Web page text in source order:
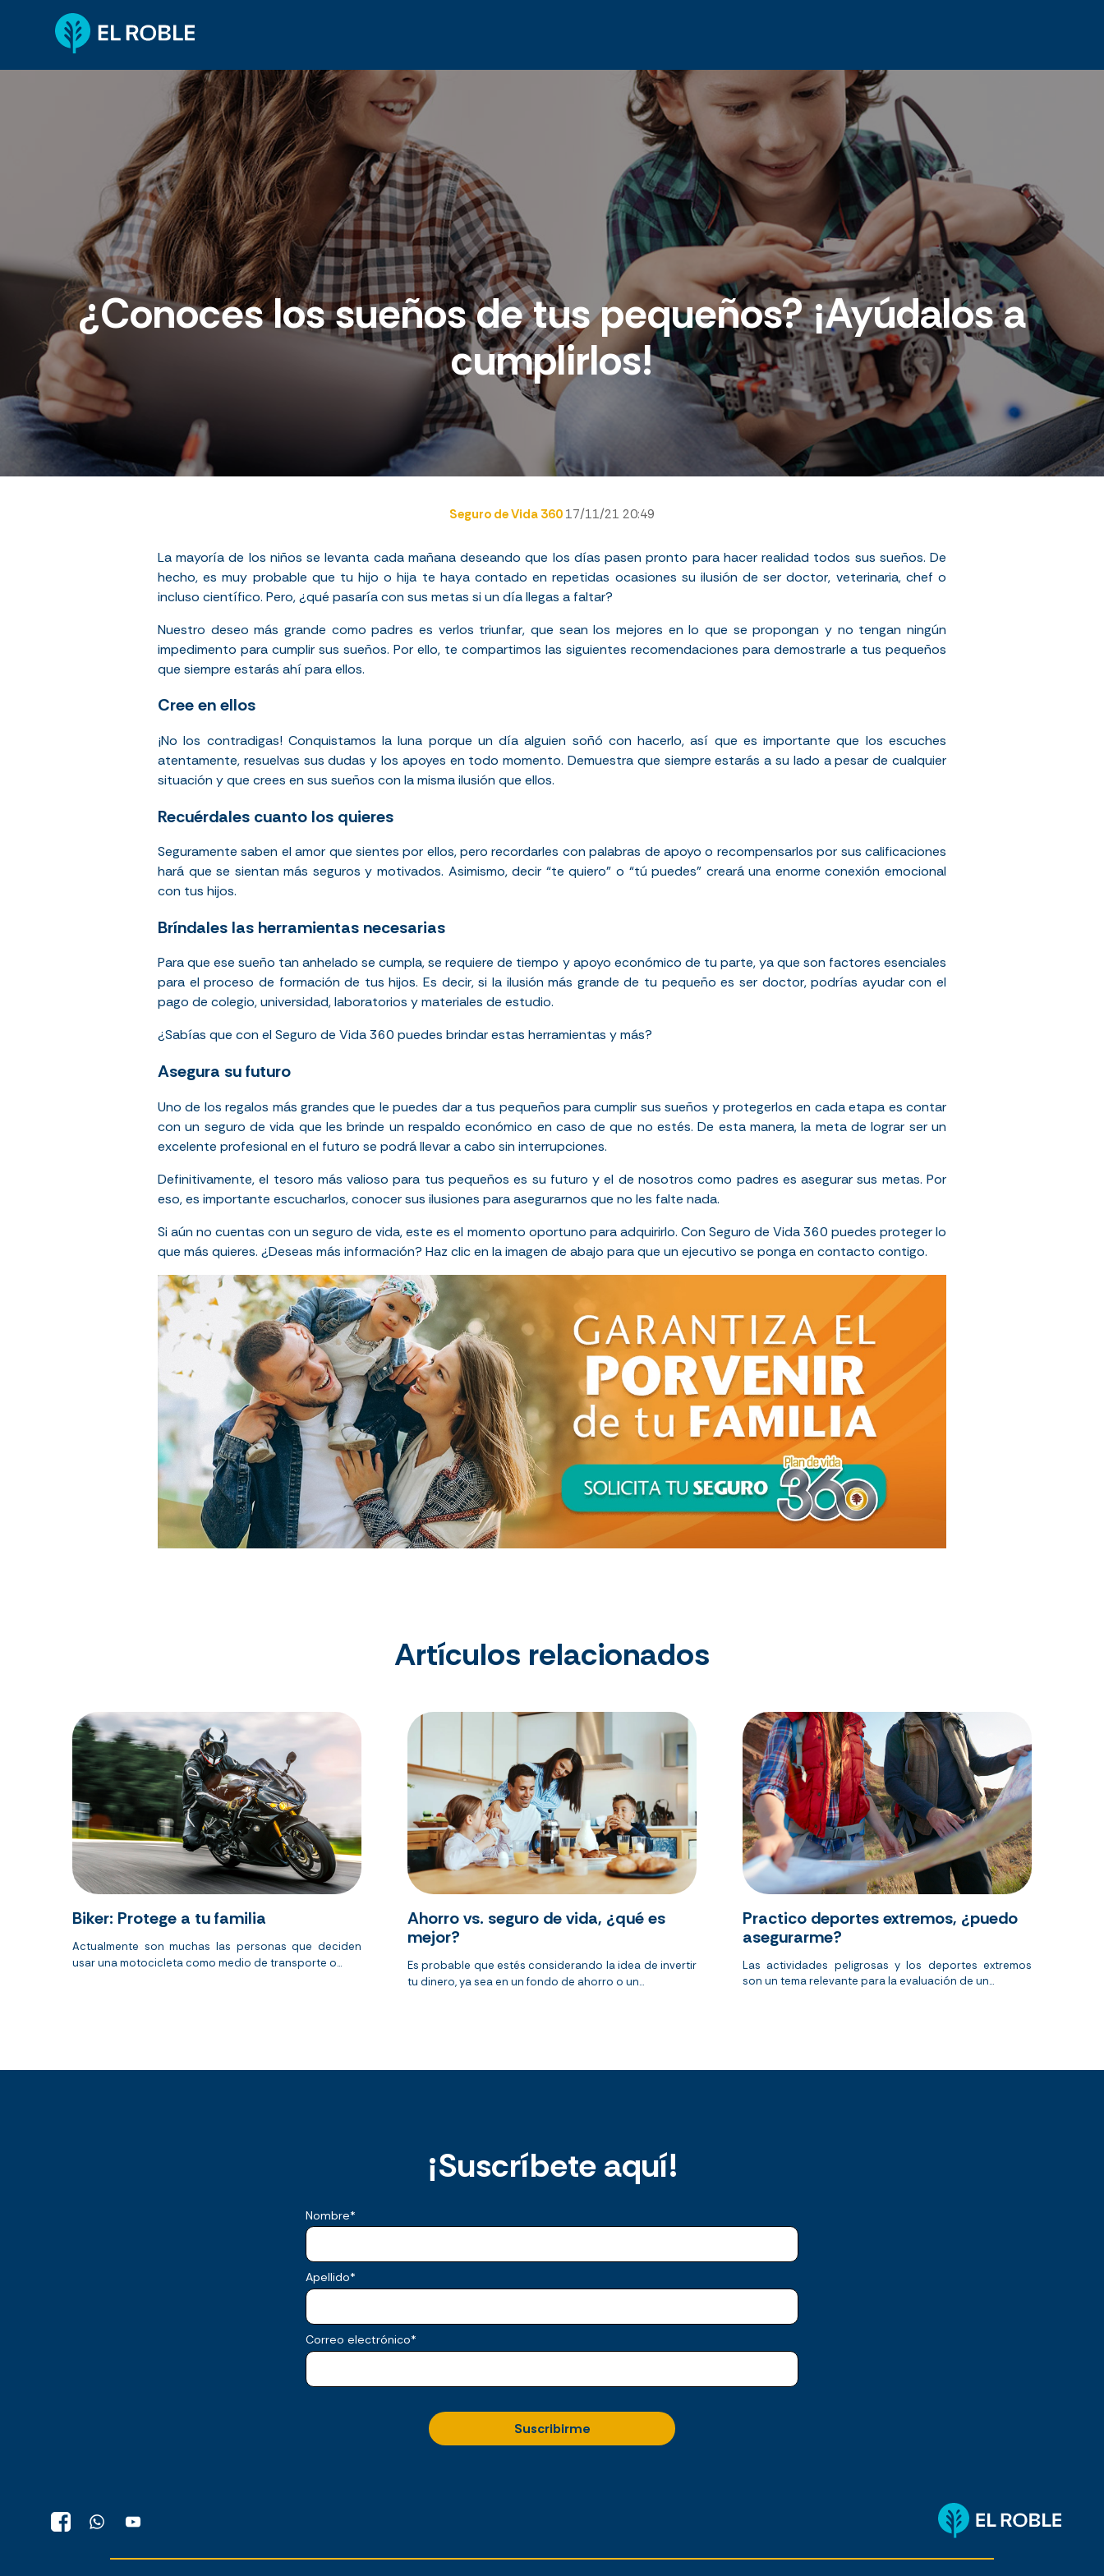
¿Conoces los sueños de tus pequeños? ¡Ayúdalos a
cumplirlos!
Seguro de Vida 360 17/11/21 20:49
La mayoría de los niños se levanta cada mañana deseando que los días pasen pronto para hacer realidad todos sus sueños. De
hecho, es muy probable que tu hijo o hija te haya contado en repetidas ocasiones su ilusión de ser doctor, veterinaria, chef o
incluso científico. Pero, ¿qué pasaría con sus metas si un día llegas a faltar?
Nuestro deseo más grande como padres es verlos triunfar, que sean los mejores en lo que se propongan y no tengan ningún
impedimento para cumplir sus sueños. Por ello, te compartimos las siguientes recomendaciones para demostrarle a tus pequeños
que siempre estarás ahí para ellos.
Cree en ellos
¡No los contradigas! Conquistamos la luna porque un día alguien soñó con hacerlo, así que es importante que los escuches
atentamente, resuelvas sus dudas y los apoyes en todo momento. Demuestra que siempre estarás a su lado a pesar de cualquier
situación y que crees en sus sueños con la misma ilusión que ellos.
Recuérdales cuanto los quieres
Seguramente saben el amor que sientes por ellos, pero recordarles con palabras de apoyo o recompensarlos por sus calificaciones
hará que se sientan más seguros y motivados. Asimismo, decir “te quiero” o “tú puedes” creará una enorme conexión emocional
con tus hijos.
Bríndales las herramientas necesarias
Para que ese sueño tan anhelado se cumpla, se requiere de tiempo y apoyo económico de tu parte, ya que son factores esenciales
para el proceso de formación de tus hijos. Es decir, si la ilusión más grande de tu pequeño es ser doctor, podrías ayudar con el
pago de colegio, universidad, laboratorios y materiales de estudio.
¿Sabías que con el Seguro de Vida 360 puedes brindar estas herramientas y más?
Asegura su futuro
Uno de los regalos más grandes que le puedes dar a tus pequeños para cumplir sus sueños yprotegerlos en cada etapa es contar
con un seguro de vida que les brinde un respaldo económico en caso de que no estés. De esta manera, la meta de lograr ser un
excelente profesional en el futuro se podrá llevar a cabo sin interrupciones.
Definitivamente,el tesoro más valioso para tus pequeños es su futuro y el de nosotros como padres es asegurar sus metas. Por
eso, es importante escucharlos, conocer sus ilusiones para asegurarnos que no les falte nada.
Si aún no cuentas con un seguro de vida, este es el momento oportuno para adquirirlo. Con Seguro de Vida 360 puedes proteger lo
que más quieres. ¿Deseas más información? Haz clic en la imagen de abajo para que un ejecutivo se ponga en contacto contigo.
Artículos relacionados
Biker: Protege a tu familia
Actualmente son muchas las personas que deciden
usar una motocicleta como medio de transporte o...
Ahorro vs. seguro de vida, ¿qué es
mejor?
Es probable que estés considerando la idea de invertir
tu dinero, ya sea en un fondo de ahorro o un...
Practico deportes extremos, ¿puedo
asegurarme?
Las actividades peligrosas y los deportes extremos
son un tema relevante para la evaluación de un...
¡Suscríbete aquí!
Nombre*
Apellido*
Correo electrónico*